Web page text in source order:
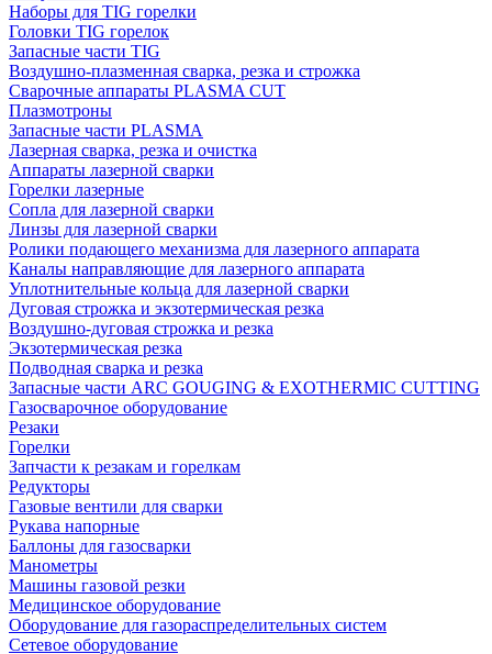
Наборы для TIG горелки
Головки TIG горелок
Запасные части TIG
Воздушно-плазменная сварка, резка и строжка
Сварочные аппараты PLASMA CUT
Плазмотроны
Запасные части PLASMA
Лазерная сварка, резка и очистка
Аппараты лазерной сварки
Горелки лазерные
Сопла для лазерной сварки
Линзы для лазерной сварки
Ролики подающего механизма для лазерного аппарата
Каналы направляющие для лазерного аппарата
Уплотнительные кольца для лазерной сварки
Дуговая строжка и экзотермическая резка
Воздушно-дуговая строжка и резка
Экзотермическая резка
Подводная сварка и резка
Запасные части ARC GOUGING & EXOTHERMIC CUTTING
Газосварочное оборудование
Резаки
Горелки
Запчасти к резакам и горелкам
Редукторы
Газовые вентили для сварки
Рукава напорные
Баллоны для газосварки
Манометры
Машины газовой резки
Медицинское оборудование
Оборудование для газораспределительных систем
Сетевое оборудование